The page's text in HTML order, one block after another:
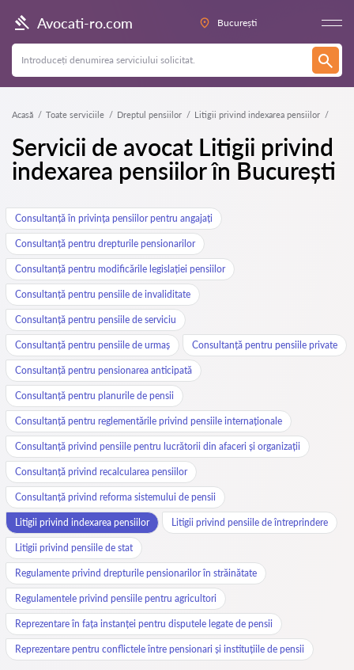
Avocati-ro.com București
Acasă Toate serviciile Dreptul pensiilor Litigii privind indexarea pensiilor
Servicii de avocat Litigii privind
indexarea pensiilor în București
Consultanță în privința pensiilor pentru angajați
Consultanță pentru drepturile pensionarilor
Consultanță pentru modificările legislației pensiilor
Consultanță pentru pensiile de invaliditate
Consultanță pentru pensiile de serviciu
Consultanță pentru pensiile de urmaș Consultanță pentru pensiile private
Consultanță pentru pensionarea anticipată
Consultanță pentru planurile de pensii
Consultanță pentru reglementările privind pensiile internaționale
Consultanță privind pensiile pentru lucrătorii din afaceri și organizații
Consultanță privind recalcularea pensiilor
Consultanță privind reforma sistemului de pensii
Litigii privind indexarea pensiilor Litigii privind pensiile de întreprindere
Litigii privind pensiile de stat
Regulamente privind drepturile pensionarilor în străinătate
Regulamentele privind pensiile pentru agricultori
Reprezentare în fața instanței pentru disputele legate de pensii
Reprezentare pentru conflictele între pensionari și instituțiile de pensii